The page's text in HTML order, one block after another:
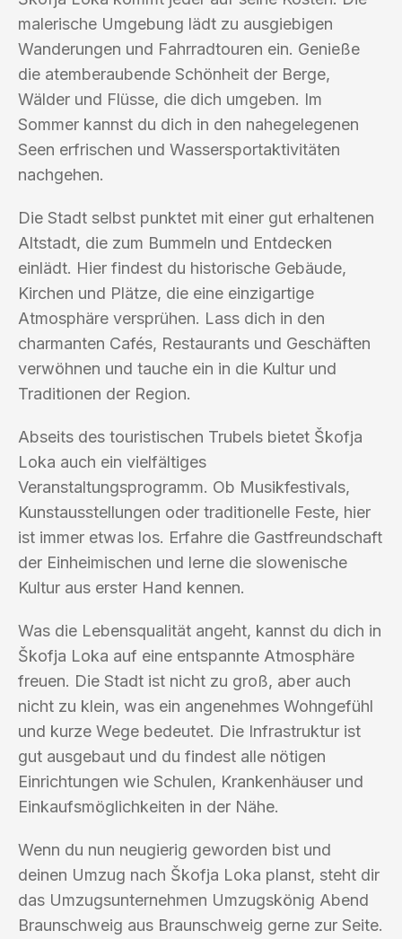
malerische Umgebung lädt zu ausgiebigen
Wanderungen und Fahrradtouren ein. Genieße
die atemberaubende Schönheit der Berge,
Wälder und Flüsse, die dich umgeben. Im
Sommer kannst du dich in den nahegelegenen
Seen erfrischen und Wassersportaktivitäten
nachgehen.
Die Stadt selbst punktet mit einer gut erhaltenen
Altstadt, die zum Bummeln und Entdecken
einlädt. Hier findest du historische Gebäude,
Kirchen und Plätze, die eine einzigartige
Atmosphäre versprühen. Lass dich in den
charmanten Cafés, Restaurants und Geschäften
verwöhnen und tauche ein in die Kultur und
Traditionen der Region.
Abseits des touristischen Trubels bietet Škofja
Loka auch ein vielfältiges
Veranstaltungsprogramm. Ob Musikfestivals,
Kunstausstellungen oder traditionelle Feste, hier
ist immer etwas los. Erfahre die Gastfreundschaft
der Einheimischen und lerne die slowenische
Kultur aus erster Hand kennen.
Was die Lebensqualität angeht, kannst du dich in
Škofja Loka auf eine entspannte Atmosphäre
freuen. Die Stadt ist nicht zu groß, aber auch
nicht zu klein, was ein angenehmes Wohngefühl
und kurze Wege bedeutet. Die Infrastruktur ist
gut ausgebaut und du findest alle nötigen
Einrichtungen wie Schulen, Krankenhäuser und
Einkaufsmöglichkeiten in der Nähe.
Wenn du nun neugierig geworden bist und
deinen Umzug nach Škofja Loka planst, steht dir
das Umzugsunternehmen Umzugskönig Abend
Braunschweig aus Braunschweig gerne zur Seite.